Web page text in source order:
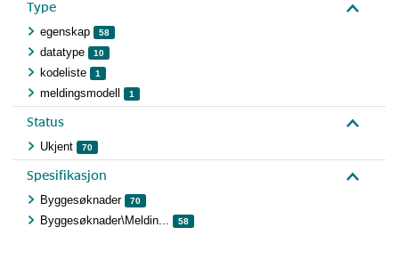
Type
egenskap
58
datatype 10
kodeliste 1
meldingsmodell 1
Status
Ukjent
70
Spesifikasjon
Byggesøknader
70
Byggesøknader\Meldin... 58